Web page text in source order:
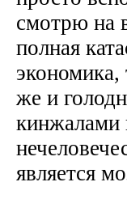
смотрю на
полная
же и
кинжалами
является